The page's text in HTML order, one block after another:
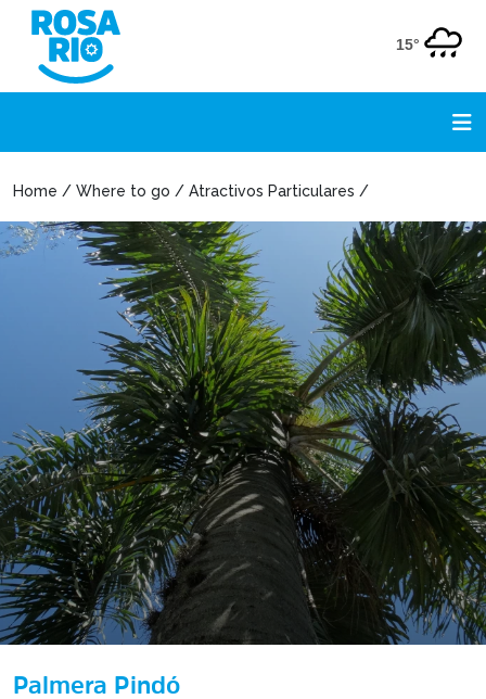
15°
Home / Where to go / Atractivos Particulares /
Palmera Pindó